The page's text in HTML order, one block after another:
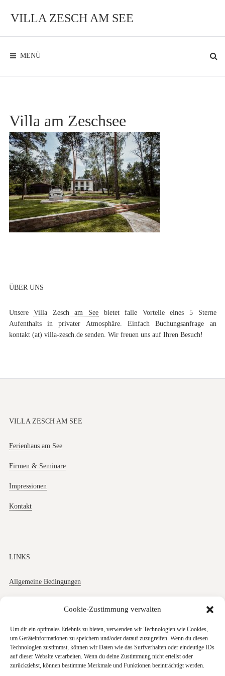
Cookie-Zustimmung verwalten
Um dir ein optimales Erlebnis zu bieten, verwenden wir Technologien wie Cookies,
um Geräteinformationen zu speichern und/oder darauf zuzugreifen. Wenn du diesen
Technologien zustimmst, können wir Daten wie das Surfverhalten oder eindeutige IDs
auf dieser Website verarbeiten. Wenn du deine Zustimmung nicht erteilst oder
zurückziehst, können bestimmte Merkmale und Funktionen beeinträchtigt werden.
InhaltVILLA ZESCH AM SEE
Ambiente
See MENÜ
Villa am Zeschsee
ÜBER UNS
UnsereVilla Zesch am Seebietet falle Vorteile eines 5 Sterne
Aufenthalts in privater Atmosphäre. Einfach Buchungsanfrage an
kontakt (at) villa-zesch.de senden. Wir freuen uns auf Ihren Besuch!
VILLA ZESCH AM SEE
Ferienhaus am See
Firmen & Seminare
Impressionen
Kontakt
LINKS
Allgemeine Bedingungen
Cookies